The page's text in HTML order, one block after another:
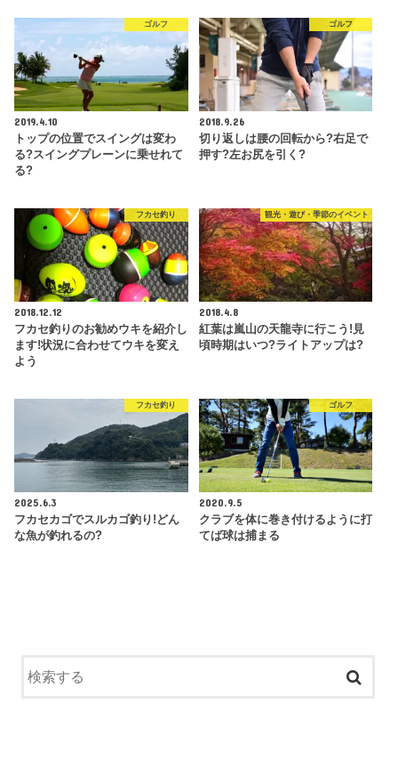
ゴルフ
2019.4.10
トップの位置でスイングは変わ
る?スイングプレーンに乗せれて
る?
ゴルフ
2018.9.26
切り返しは腰の回転から?右足で
押す?左お尻を引く?
フカセ釣り
2018.12.12
フカセ釣りのお勧めウキを紹介し
ます!状況に合わせてウキを変え
よう
観光・遊び・季節のイベント
2018.4.8
紅葉は嵐山の天龍寺に行こう!見
頃時期はいつ?ライトアップは?
フカセ釣り
2025.6.3
フカセカゴでスルカゴ釣り!どん
な魚が釣れるの?
ゴルフ
2020.9.5
クラブを体に巻き付けるように打
てば球は捕まる